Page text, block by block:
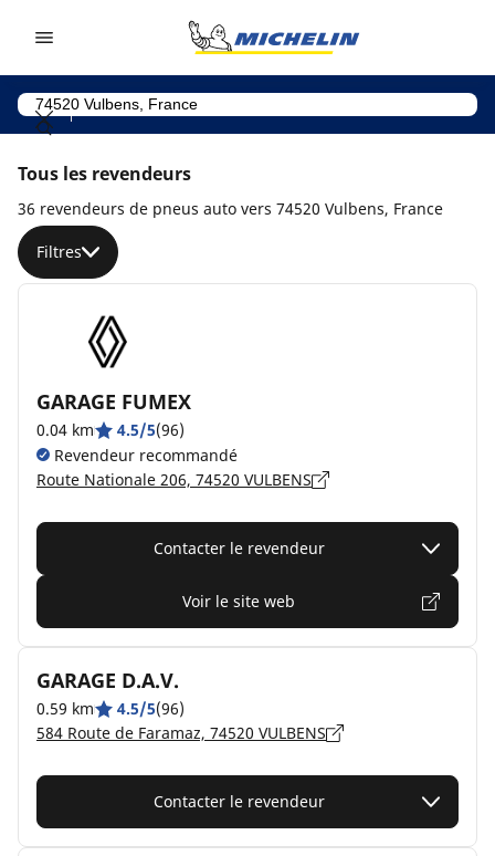
Tous les revendeurs
36 revendeurs de pneus auto vers 74520 Vulbens, France
Filtres
GARAGE FUMEX
0.04 km 4.5/5(96)
Revendeur recommandé
Route Nationale 206, 74520 VULBENS
Contacter le revendeur
Voir le site web
GARAGE D.A.V.
0.59 km 4.5/5(96)
584 Route de Faramaz, 74520 VULBENS
Contacter le revendeur